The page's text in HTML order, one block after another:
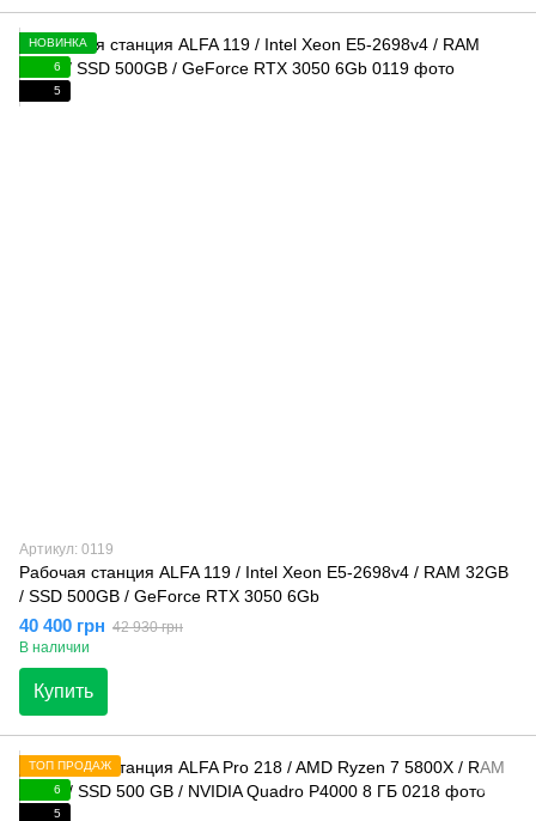
НОВИНКА
6
5
Артикул: 0119
Рабочая станция ALFA 119 / Intel Xeon E5-2698v4 / RAM 32GB
/ SSD 500GB / GeForce RTX 3050 6Gb
40 400 грн 42 930 грн
В наличии
Купить
ТОП ПРОДАЖ
6
5